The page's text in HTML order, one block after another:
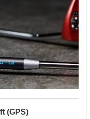
(GPS)